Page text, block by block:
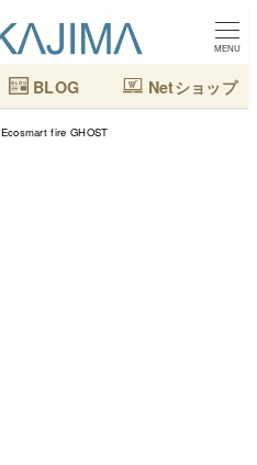
MENU
BLOG Netショップ
Ecosmart fire GHOST